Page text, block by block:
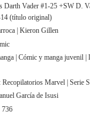
Darth Vader #1-25 +SW D.
(título original)
| Kieron Gillen
| Cómic y manga juvenil |
Recopilatorios Marvel | Serie
García de Isusi
736